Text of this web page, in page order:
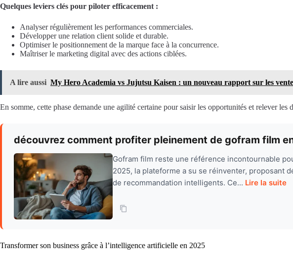
Quelques leviers clés pour piloter efficacement :
Analyser régulièrement les performances commerciales.
Développer une relation client solide et durable.
Optimiser le positionnement de la marque face à la concurrence.
Maîtriser le marketing digital avec des actions ciblées.
A lire aussi My Hero Academia vs Jujutsu Kaisen : un nouveau rapport sur les
En somme, cette phase demande une agilité certaine pour saisir les opportunités et relever les
découvrez comment profiter pleinement de gofram film
Gofram film reste une référence incontournable
2025, la plateforme a su se réinventer, proposant
de recommandation intelligents. Ce... Lire la suite
Transformer son business grâce à l’intelligence artificielle en 2025